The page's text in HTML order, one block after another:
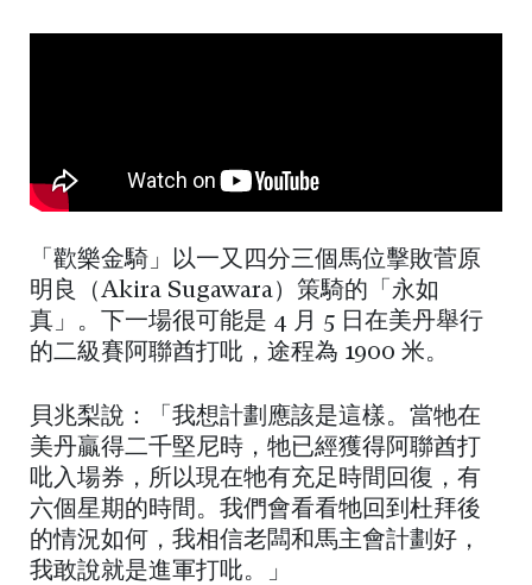
「歡樂金騎」以一又四分三個馬位擊敗菅原
明良（Akira Sugawara）策騎的「永如
真」。下一場很可能是 4 月 5 日在美丹舉行
的二級賽阿聯酋打吡，途程為 1900 米。
貝兆梨說：「我想計劃應該是這樣。當牠在
美丹贏得二千堅尼時，牠已經獲得阿聯酋打
吡入場券，所以現在牠有充足時間回復，有
六個星期的時間。我們會看看牠回到杜拜後
的情況如何，我相信老闆和馬主會計劃好，
我敢說就是進軍打吡。」